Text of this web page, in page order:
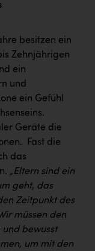
besitzen ein
Zehnjährigen
ein
und
ein Gefühl
Geräte die
Fast die
das
„Eltern sind ein
geht, das
Zeitpunkt des
müssen den
und bewusst
um mit den